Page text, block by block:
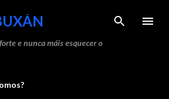
Saltar ao contido principal
e nunca máis esquecer o